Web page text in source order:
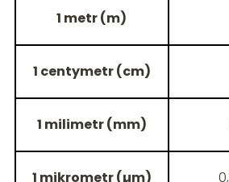
1 metr (m)
1 centymetr (cm)
1 milimetr (mm)
1 mikrometr (µm)